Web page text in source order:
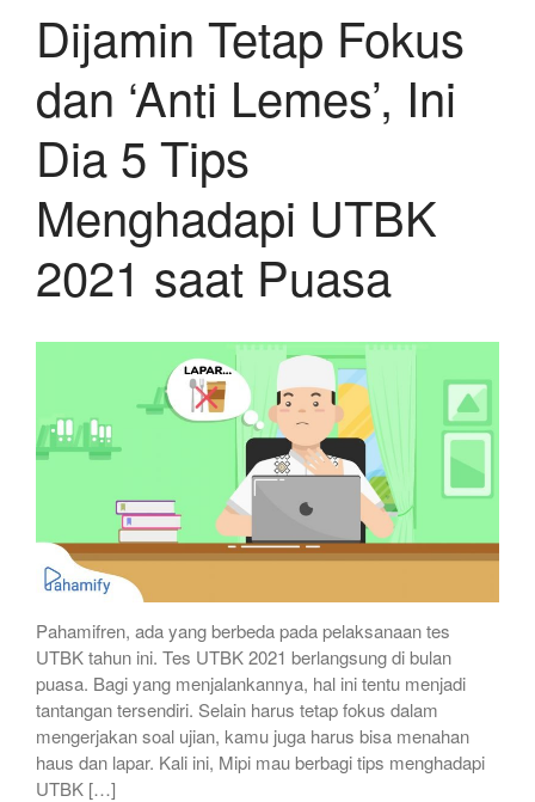
Dijamin Tetap Fokus
dan ‘Anti Lemes’, Ini
Dia 5 Tips
Menghadapi UTBK
2021 saat Puasa
Pahamifren, ada yang berbeda pada pelaksanaan tes
UTBK tahun ini. Tes UTBK 2021 berlangsung di bulan
puasa. Bagi yang menjalankannya, hal ini tentu menjadi
tantangan tersendiri. Selain harus tetap fokus dalam
mengerjakan soal ujian, kamu juga harus bisa menahan
haus dan lapar. Kali ini, Mipi mau berbagi tips menghadapi
UTBK […]